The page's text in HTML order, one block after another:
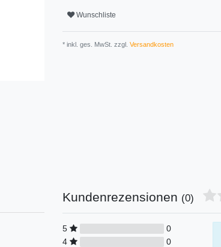
Wunschliste
* inkl. ges. MwSt. zzgl. Versandkosten
Kundenrezensionen (0)
5
0
4
0